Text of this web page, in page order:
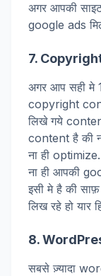
अगर आपकी
google ads
7.
अगर आप सही मे
copyright
लिखे गये
content है की
ना ही
ना ही आपकी
इसी मे है की
लिख रहे हो यार
8.
सबसे ज़्यादा